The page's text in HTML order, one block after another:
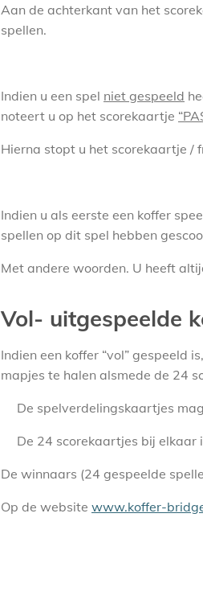
Aan de achterkant van het
spellen.
Indien u een spel niet gespeeld
noteert u op het scorekaartje
Hierna stopt u het scorekaartje /
Indien u als eerste een koffer
spellen op dit spel hebben
Met andere woorden. U heeft
Vol- uitgespeelde
Indien een koffer “vol” gespeeld
mapjes te halen alsmede de 24
De spelverdelingskaartjes
De 24 scorekaartjes bij elkaar
De winnaars (24 gespeelde
Op de website www.koffer-